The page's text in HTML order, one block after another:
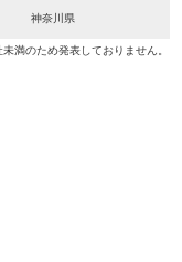
神奈川県
満のため発表しておりません。